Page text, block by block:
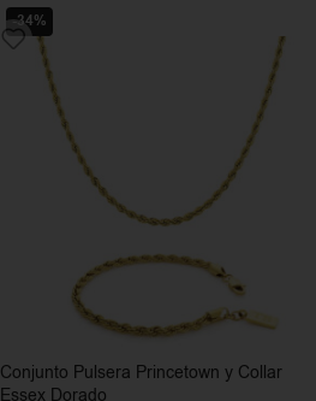
-34%
Conjunto Pulsera Princetown y Collar
Essex Dorado